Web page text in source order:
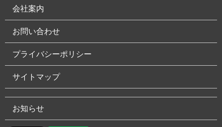
会社案内
お問い合わせ
プライバシーポリシー
サイトマップ
お知らせ